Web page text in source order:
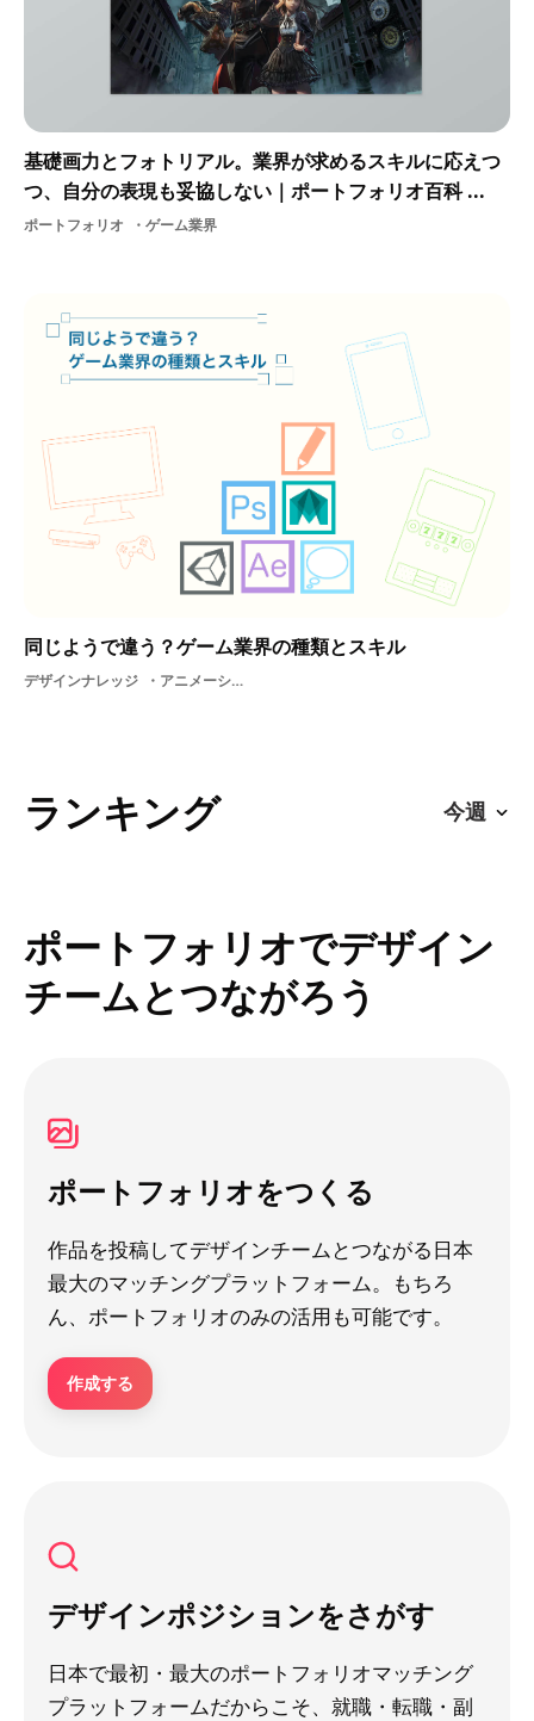
基礎画力とフォトリアル。業界が求めるスキルに応えつ
つ、自分の表現も妥協しない｜ポートフォリオ百科 ...
ポートフォリオ ゲーム業界
同じようで違う？ゲーム業界の種類とスキル
デザインナレッジ アニメーションクリエイター支援ゲームスキルスキルソーシャルゲームデザインツール設計ゲーム業界制作
ランキング
ポートフォリオでデザイン
チームとつながろう
ポートフォリオをつくる
作品を投稿してデザインチームとつながる日本
最大のマッチングプラットフォーム。もちろ
ん、ポートフォリオのみの活用も可能です。
作成する
デザインポジションをさがす
日本で最初・最大のポートフォリオマッチング
プラットフォームだからこそ、就職・転職・副